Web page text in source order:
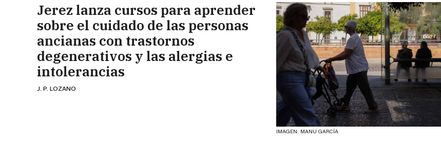
IMAGEN: MANU GARCÍA
Jerez lanza cursos para aprender
sobre el cuidado de las personas
ancianas con trastornos
degenerativos y las alergias e
intolerancias
J. P. LOZANO